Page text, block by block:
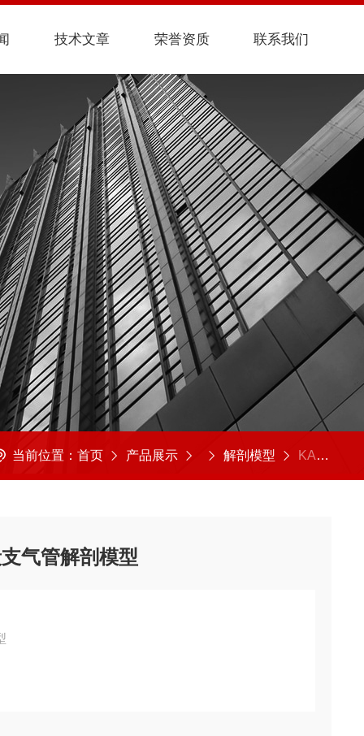
技术文章 荣誉资质 联系我们
当前位置： 首页 产品展示 解剖模型 KAH2058-1喉、器官、支气管及肺段支气管解剖模型
气管解剖模型